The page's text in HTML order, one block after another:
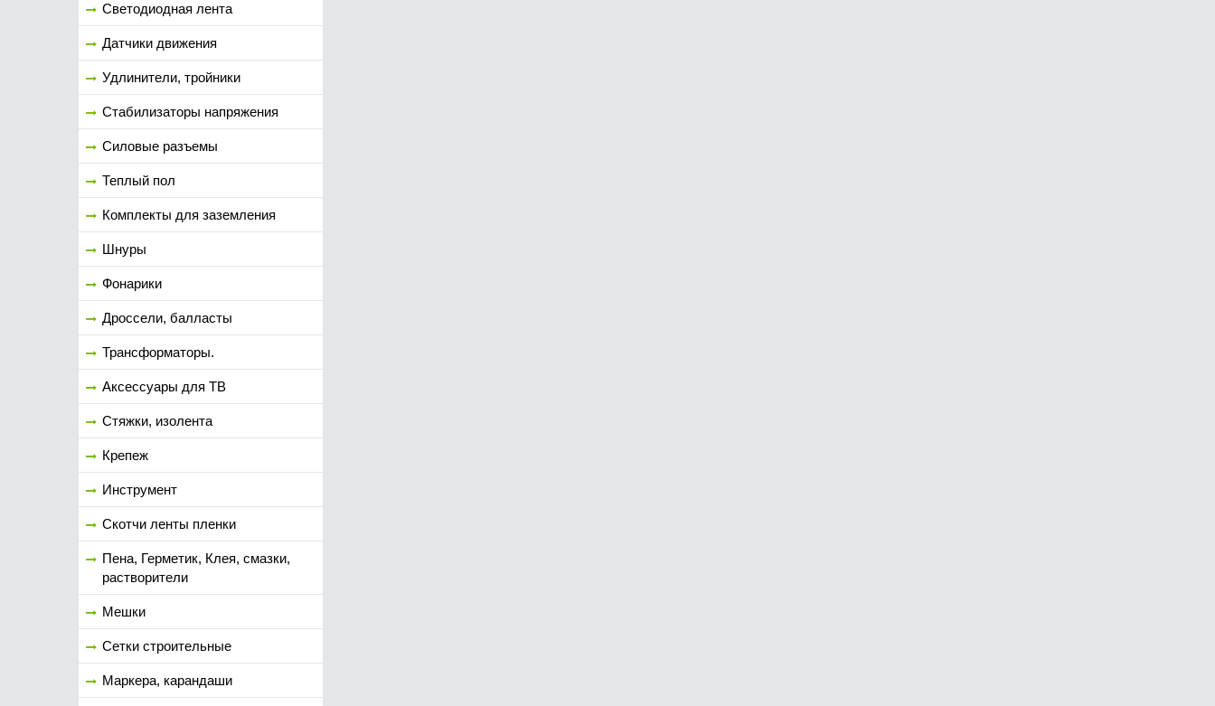
Светодиодная лента
Датчики движения
Удлинители, тройники
Стабилизаторы напряжения
Силовые разъемы
Теплый пол
Комплекты для заземления
Шнуры
Фонарики
Дроссели, балласты
Трансформаторы.
Аксессуары для ТВ
Стяжки, изолента
Крепеж
Инструмент
Скотчи ленты пленки
Пена, Герметик, Клея, смазки,
растворители
Мешки
Сетки строительные
Маркера, карандаши